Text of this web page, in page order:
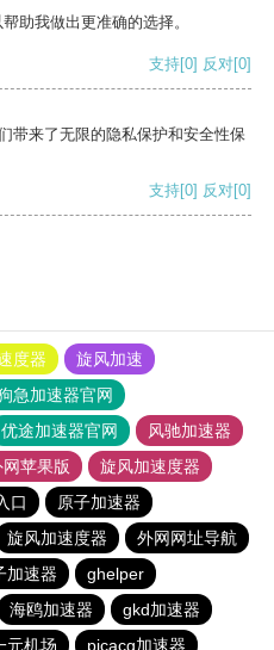
助我做出更准确的选择。
支持[0] 反对[0]
带来了无限的隐私保护和安全性保
支持[0] 反对[0]
度器
旋风加速
急加速器官网
优途加速器官网
风驰加速器
苹果版
旋风加速度器
口
原子加速器
旋风加速度器
外网网址导航
加速器
ghelper
海鸥加速器
gkd加速器
元机场 picacg加速器